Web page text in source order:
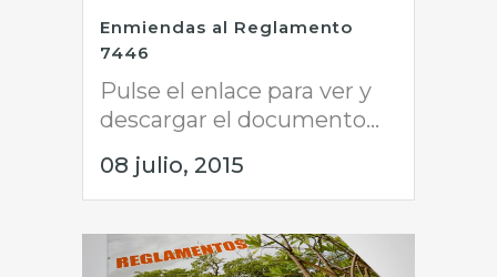
Enmiendas al Reglamento
7446
Pulse el enlace para ver y
descargar el documento...
08 julio, 2015